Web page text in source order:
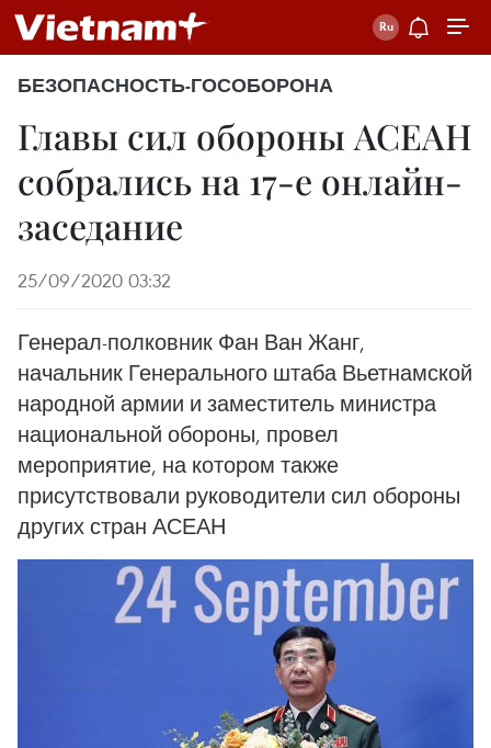
БЕЗОПАСНОСТЬ-ГОСОБОРОНА
Главы сил обороны АСЕАН
собрались на 17-е онлайн-
заседание
25/09/2020 03:32
Генерал-полковник Фан Ван Жанг,
начальник Генерального штаба Вьетнамской
народной армии и заместитель министра
национальной обороны, провел
мероприятие, на котором также
присутствовали руководители сил обороны
других стран АСЕАН